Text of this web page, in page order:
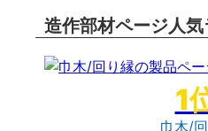
造作部材ページ人
巾木/